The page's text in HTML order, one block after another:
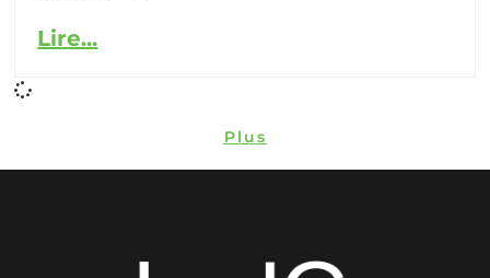
Lire...
Plus